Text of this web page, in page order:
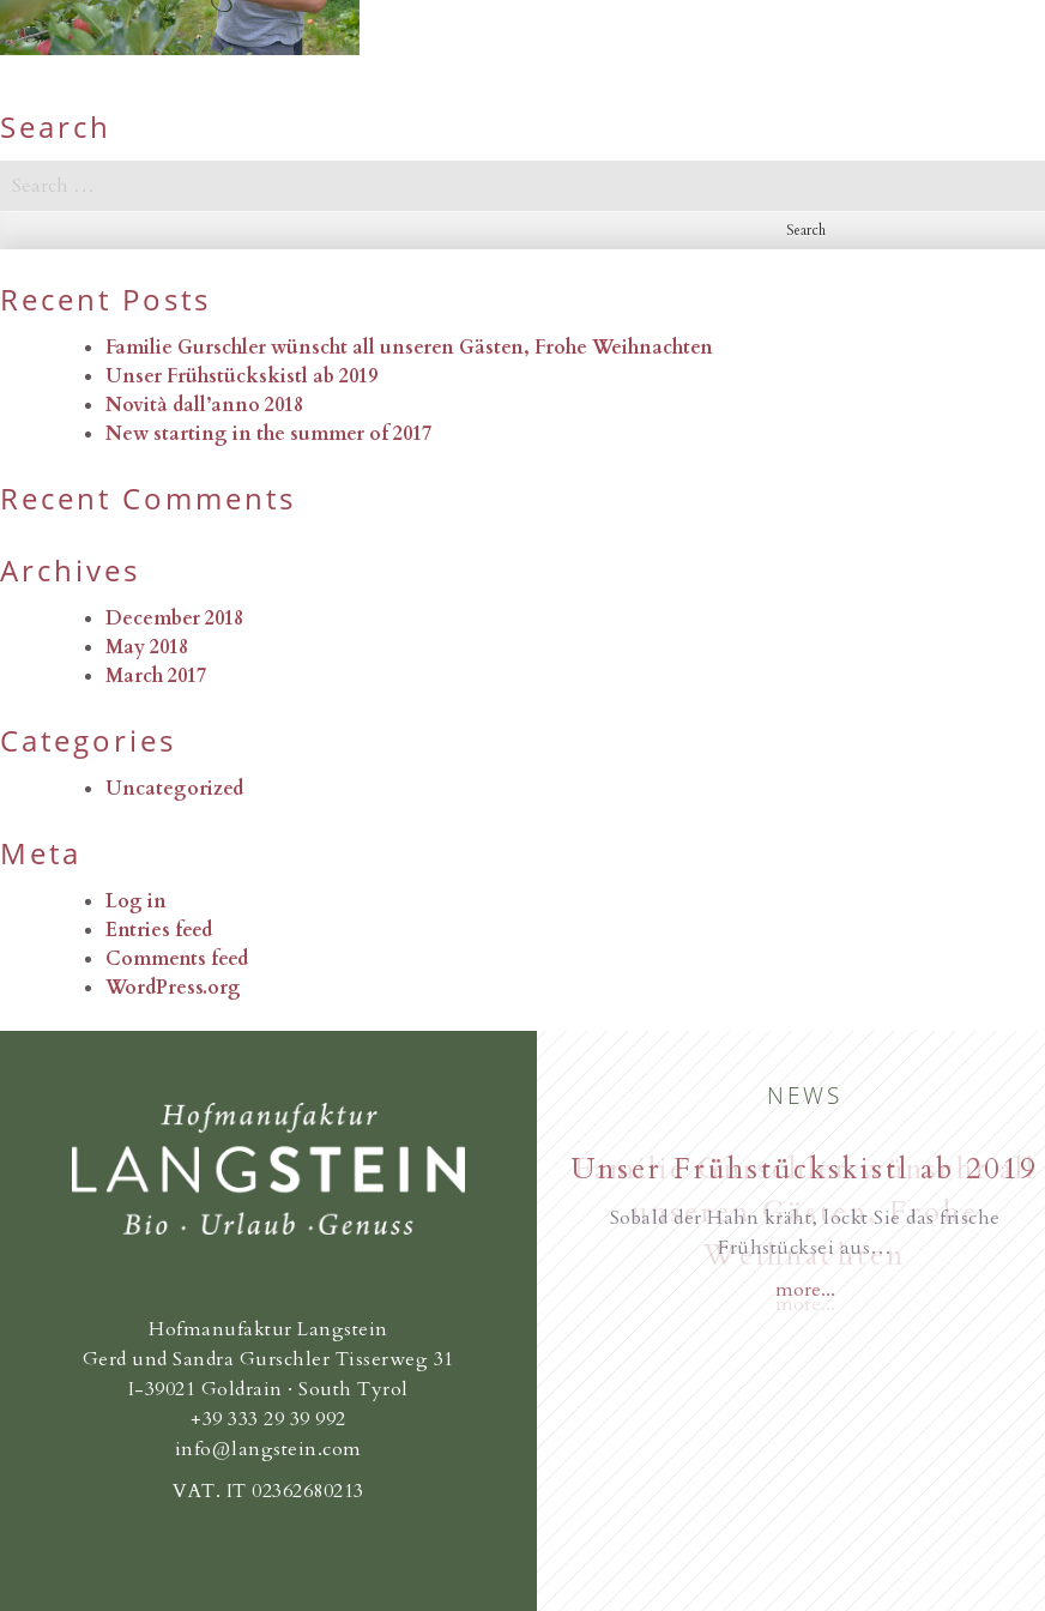
Search
Search
Recent Posts
Familie Gurschler wünscht all unseren Gästen, Frohe Weihnachten
Unser Frühstückskistl ab 2019
Novità dall’anno 2018
New starting in the summer of 2017
Recent Comments
Archives
December 2018
May 2018
March 2017
Categories
Uncategorized
Meta
Log in
Entries feed
Comments feed
WordPress.org
Hofmanufaktur Langstein
Gerd und Sandra Gurschler Tisserweg 31
I-39021 Goldrain · South Tyrol
+39 333 29 39 992
info@langstein.com
VAT. IT 02362680213
NEWS
Familie Gurschler wünscht all
unseren Gästen, Frohe
Weihnachten
Unser Frühstückskistl ab 2019
Sobald der Hahn kräht, lockt Sie das frische
Frühstücksei aus…
more...
New starting in the summer of
2017
Novità dall’anno 2018